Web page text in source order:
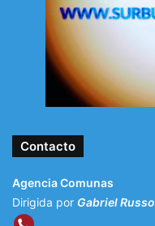
Contacto
Agencia Comunas
Dirigida por Gabriel Russo